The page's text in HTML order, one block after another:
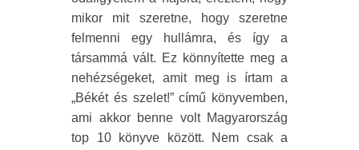
mikor mit szeretne, hogy szeretne
felmenni egy hullámra, és így a
társammá vált. Ez könnyítette meg a
nehézségeket, amit meg is írtam a
„Békét és szelet!” című könyvemben,
ami akkor benne volt Magyarország
top 10 könyve között. Nem csak a